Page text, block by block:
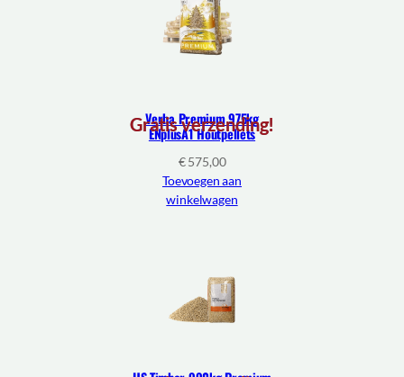
Gratis verzending!
Verba Premium 975kg
ENplusA1 Houtpellets
€575,00
Toevoegen aan
winkelwagen